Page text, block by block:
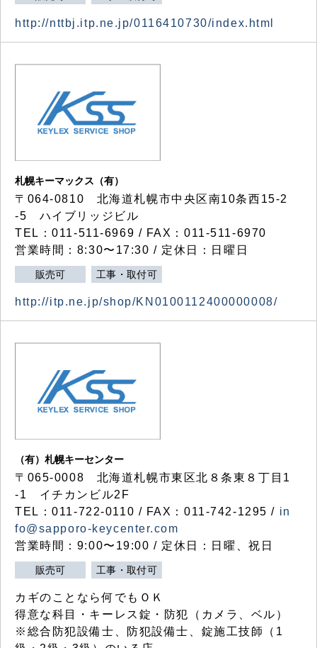
http://nttbj.itp.ne.jp/0116410730/index.html
札幌キーマックス（有）
〒064-0810 北海道札幌市中央区南10条西15-2
-5 ハイブリッジビル
TEL：011-511-6969 / FAX：011-511-6970
営業時間：8:30〜17:30 / 定休日：日曜日
販売可 工事・取付可
http://itp.ne.jp/shop/KN0100112400000008/
（有）札幌キーセンター
〒065-0008 北海道札幌市東区北８条東８丁目1
-1 イチカンビル2F
TEL：011-722-0110 / FAX：011-742-1295 / in
fo@sapporo-keycenter.com
営業時間：9:00〜19:00 / 定休日：日曜、祝日
販売可 工事・取付可
カギのことなら何でもＯＫ
得意な科目・キーレス錠・防犯（カメラ、ベル）
※総合防犯設備士、防犯設備士、錠施工技師（1